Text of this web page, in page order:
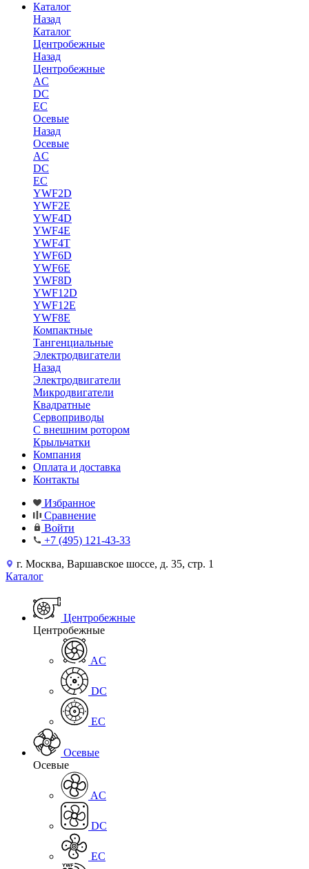
Каталог
Назад
Каталог
Центробежные
Назад
Центробежные
AC
DC
EC
Осевые
Назад
Осевые
AC
DC
EC
YWF2D
YWF2E
YWF4D
YWF4E
YWF4T
YWF6D
YWF6E
YWF8D
YWF12D
YWF12E
YWF8E
Компактные
Тангенциальные
Электродвигатели
Назад
Электродвигатели
Микродвигатели
Квадратные
Сервоприводы
С внешним ротором
Крыльчатки
Компания
Оплата и доставка
Контакты
Избранное
Сравнение
Войти
+7 (495) 121-43-33
г. Москва, Варшавское шоссе, д. 35, стр. 1
Каталог
Центробежные
Центробежные
AC
DC
EC
Осевые
Осевые
AC
DC
EC